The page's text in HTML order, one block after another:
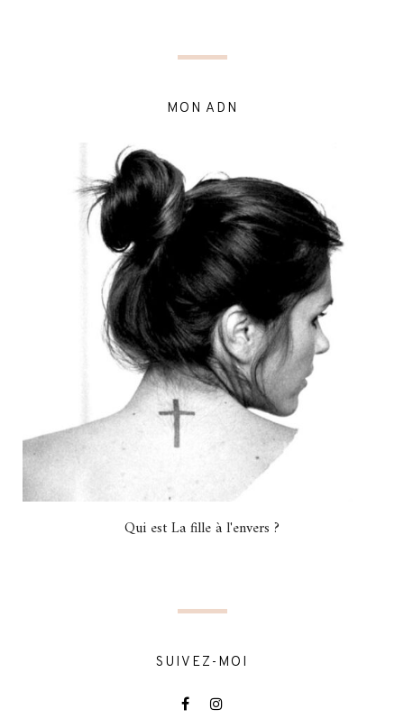
MON ADN
Qui est La fille à l'envers ?
SUIVEZ-MOI